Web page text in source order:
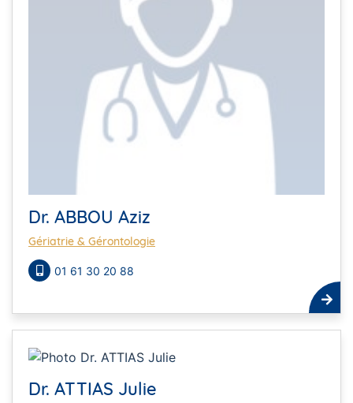
Dr. ABBOU Aziz
Gériatrie & Gérontologie
01 61 30 20 88
Dr. ATTIAS Julie